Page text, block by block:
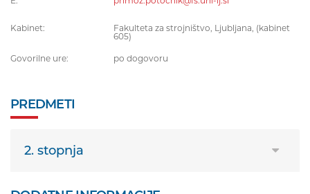
Kabinet:
Fakulteta za strojništvo, Ljubljana, (kabinet
605)
Govorilne ure: po dogovoru
PREDMETI
2. stopnja